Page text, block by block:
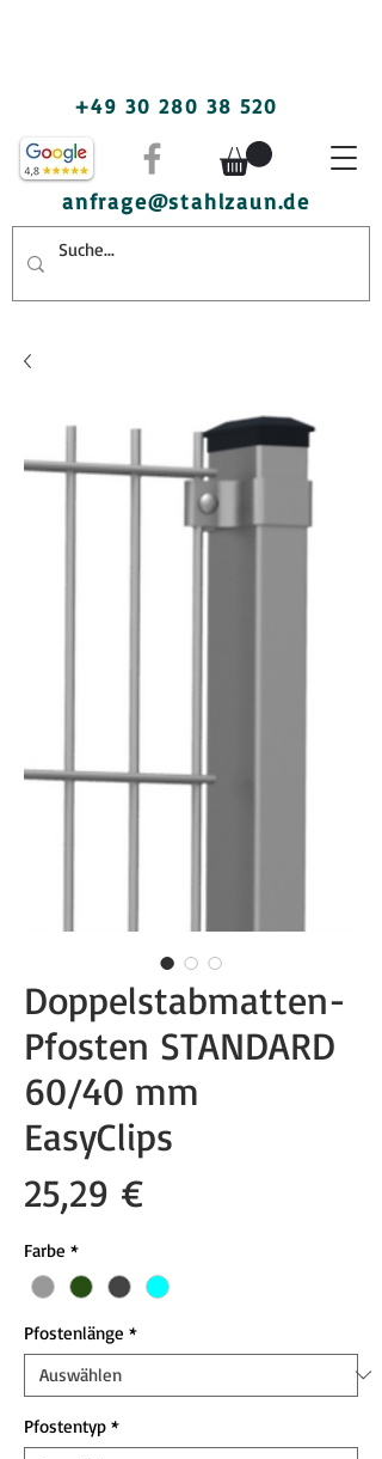
+49 30 280 38 520
anfrage@stahlzaun.de
Doppelstabmatten-
Pfosten STANDARD
60/40 mm
EasyClips
25,29 €Preis
Farbe *
Pfostenlänge *
Pfostentyp *